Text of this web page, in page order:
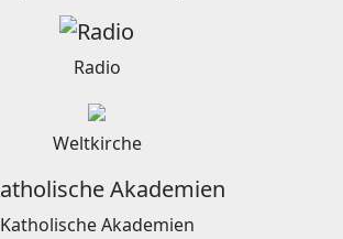
Radio
Weltkirche
Katholische Akademien